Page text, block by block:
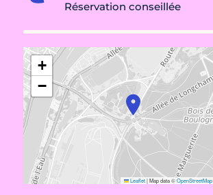
Réservation conseillée
+
−
Leaflet|Map data ©OpenStreetMap